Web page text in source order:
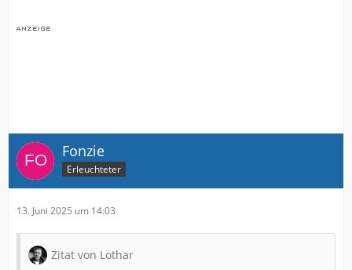
Fonzie
Erleuchteter
13. Juni 2025 um 14:03
Zitat von Lothar